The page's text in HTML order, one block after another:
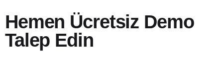
Hemen Ücretsiz Demo
Talep Edin